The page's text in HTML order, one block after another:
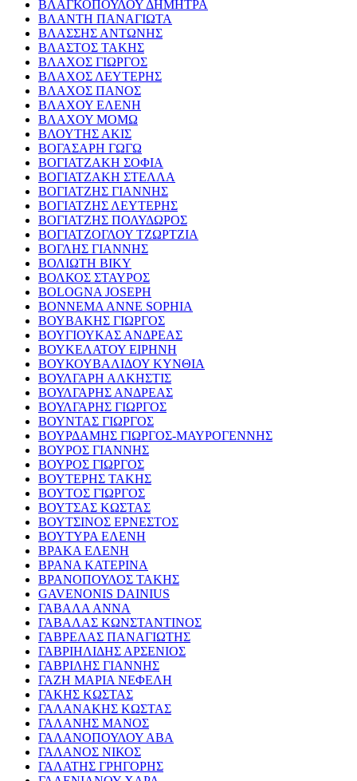
ΒΛΑΓΚΟΠΟΥΛΟΥ ΔΗΜΗΤΡΑ
ΒΛΑΝΤΗ ΠΑΝΑΓΙΩΤΑ
ΒΛΑΣΣΗΣ ΑΝΤΩΝΗΣ
ΒΛΑΣΤΟΣ ΤΑΚΗΣ
ΒΛΑΧΟΣ ΓΙΩΡΓΟΣ
ΒΛΑΧΟΣ ΛΕΥΤΕΡΗΣ
ΒΛΑΧΟΣ ΠΑΝΟΣ
ΒΛΑΧΟΥ ΕΛΕΝΗ
ΒΛΑΧΟΥ ΜΟΜΩ
ΒΛΟΥΤΗΣ ΑΚΙΣ
ΒΟΓΑΣΑΡΗ ΓΩΓΩ
ΒΟΓΙΑΤΖΑΚΗ ΣΟΦΙΑ
ΒΟΓΙΑΤΖΑΚΗ ΣΤΕΛΛΑ
ΒΟΓΙΑΤΖΗΣ ΓΙΑΝΝΗΣ
ΒΟΓΙΑΤΖΗΣ ΛΕΥΤΕΡΗΣ
ΒΟΓΙΑΤΖΗΣ ΠΟΛΥΔΩΡΟΣ
ΒΟΓΙΑΤΖΟΓΛΟΥ ΤΖΩΡΤΖΙΑ
ΒΟΓΛΗΣ ΓΙΑΝΝΗΣ
ΒΟΛΙΩΤΗ ΒΙΚΥ
ΒΟΛΚΟΣ ΣΤΑΥΡΟΣ
BOLOGNA JOSEPH
BONNEMA ANNE SOPHIA
ΒΟΥΒΑΚΗΣ ΓΙΩΡΓΟΣ
ΒΟΥΓΙΟΥΚΑΣ ΑΝΔΡΕΑΣ
ΒΟΥΚΕΛΑΤΟΥ ΕΙΡΗΝΗ
ΒΟΥΚΟΥΒΑΛΙΔΟΥ ΚΥΝΘΙΑ
ΒΟΥΛΓΑΡΗ ΑΛΚΗΣΤΙΣ
ΒΟΥΛΓΑΡΗΣ ΑΝΔΡΕΑΣ
ΒΟΥΛΓΑΡΗΣ ΓΙΩΡΓΟΣ
ΒΟΥΝΤΑΣ ΓΙΩΡΓΟΣ
ΒΟΥΡΔΑΜΗΣ ΓΙΩΡΓΟΣ-ΜΑΥΡΟΓΕΝΝΗΣ
ΒΟΥΡΟΣ ΓΙΑΝΝΗΣ
ΒΟΥΡΟΣ ΓΙΩΡΓΟΣ
ΒΟΥΤΕΡΗΣ ΤΑΚΗΣ
ΒΟΥΤΟΣ ΓΙΩΡΓΟΣ
ΒΟΥΤΣΑΣ ΚΩΣΤΑΣ
ΒΟΥΤΣΙΝΟΣ ΕΡΝΕΣΤΟΣ
ΒΟΥΤΥΡΑ ΕΛΕΝΗ
ΒΡΑΚΑ ΕΛΕΝΗ
ΒΡΑΝΑ ΚΑΤΕΡΙΝΑ
ΒΡΑΝΟΠΟΥΛΟΣ ΤΑΚΗΣ
GAVENONIS DAINIUS
ΓΑΒΑΛΑ ΑΝΝΑ
ΓΑΒΑΛΑΣ ΚΩΝΣΤΑΝΤΙΝΟΣ
ΓΑΒΡΕΛΑΣ ΠΑΝΑΓΙΩΤΗΣ
ΓΑΒΡΙΗΛΙΔΗΣ ΑΡΣΕΝΙΟΣ
ΓΑΒΡΙΛΗΣ ΓΙΑΝΝΗΣ
ΓΑΖΗ ΜΑΡΙΑ ΝΕΦΕΛΗ
ΓΑΚΗΣ ΚΩΣΤΑΣ
ΓΑΛΑΝΑΚΗΣ ΚΩΣΤΑΣ
ΓΑΛΑΝΗΣ ΜΑΝΟΣ
ΓΑΛΑΝΟΠΟΥΛΟΥ ΑΒΑ
ΓΑΛΑΝΟΣ ΝΙΚΟΣ
ΓΑΛΑΤΗΣ ΓΡΗΓΟΡΗΣ